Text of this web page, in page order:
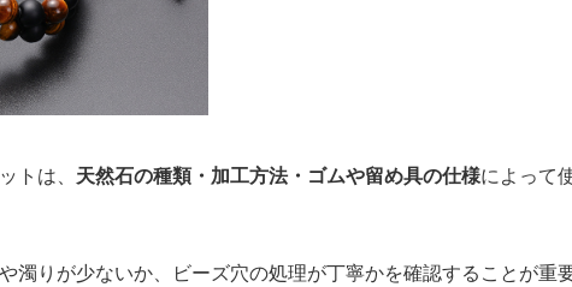
トは、 天然石の種類・加工方法・ゴムや留め具の仕様によって
濁りが少ないか、ビーズ穴の処理が丁寧かを確認することが重要